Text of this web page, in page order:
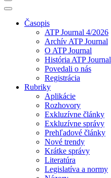
Časopis
ATP Journal 4/2026
Archív ATP Journal
O ATP Journal
História ATP Journal
Povedali o nás
Registrácia
Rubriky
Aplikácie
Rozhovory
Exkluzívne články
Exkluzívne správy
Prehľadové články
Nové trendy
Krátke správy
Literatúra
Legislatíva a normy